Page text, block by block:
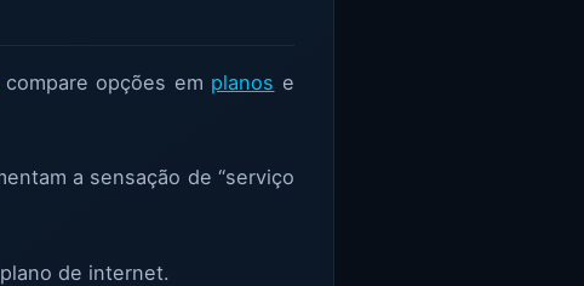
compare opções em planos e
a sensação de “serviço
de internet.